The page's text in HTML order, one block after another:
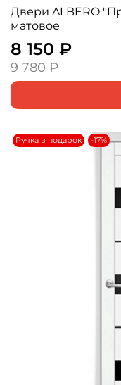
Двери ALBERO "Прага" Белый (ДО) Белое
матовое
8 150 ₽
9 780 ₽
Ручка в подарок -17%